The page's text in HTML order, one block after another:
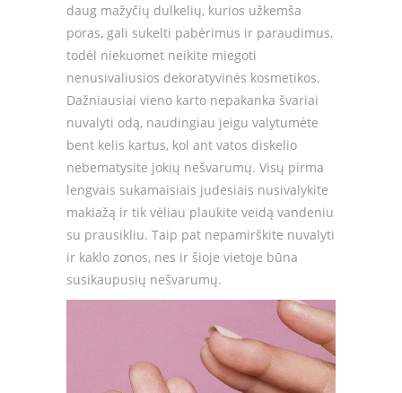
daug mažyčių dulkelių, kurios užkemša
poras, gali sukelti pabėrimus ir paraudimus,
todėl niekuomet neikite miegoti
nenusivaliusios dekoratyvinės kosmetikos.
Dažniausiai vieno karto nepakanka švariai
nuvalyti odą, naudingiau jeigu valytumėte
bent kelis kartus, kol ant vatos diskelio
nebematysite jokių nešvarumų. Visų pirma
lengvais sukamaisiais judesiais nusivalykite
makiažą ir tik vėliau plaukite veidą vandeniu
su prausikliu. Taip pat nepamirškite nuvalyti
ir kaklo zonos, nes ir šioje vietoje būna
susikaupusių nešvarumų.